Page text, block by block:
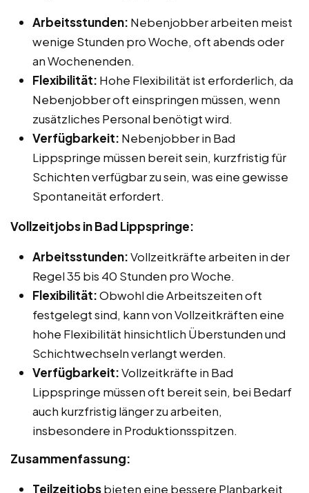
Arbeitsstunden: Nebenjobber arbeiten meist
wenige Stunden pro Woche, oft abends oder
an Wochenenden.
Flexibilität: Hohe Flexibilität ist erforderlich, da
Nebenjobber oft einspringen müssen, wenn
zusätzliches Personal benötigt wird.
Verfügbarkeit: Nebenjobber in Bad
Lippspringe müssen bereit sein, kurzfristig für
Schichten verfügbar zu sein, was eine gewisse
Spontaneität erfordert.
Vollzeitjobs in Bad Lippspringe:
Arbeitsstunden:Vollzeitkräfte arbeiten in der
Regel 35 bis 40 Stunden pro Woche.
Flexibilität:Obwohl die Arbeitszeiten oft
festgelegt sind, kann von Vollzeitkräften eine
hohe Flexibilität hinsichtlich Überstunden und
Schichtwechseln verlangt werden.
Verfügbarkeit:Vollzeitkräfte in Bad
Lippspringe müssen oft bereit sein, bei Bedarf
auch kurzfristig länger zu arbeiten,
insbesondere in Produktionsspitzen.
Zusammenfassung:
Teilzeitjobsbieten eine bessere Planbarkeit